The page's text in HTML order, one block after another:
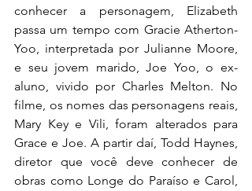
conhecer a personagem, Elizabeth
passa um tempo com Gracie Atherton-
Yoo, interpretada por Julianne Moore,
e seu jovem marido, Joe Yoo, o ex-
aluno, vivido por Charles Melton. No
filme, os nomes das personagens reais,
Mary Key e Vili, foram alterados para
Grace e Joe. A partir daí, Todd Haynes,
diretor que você deve conhecer de
obras como Longe do Paraíso e Carol,